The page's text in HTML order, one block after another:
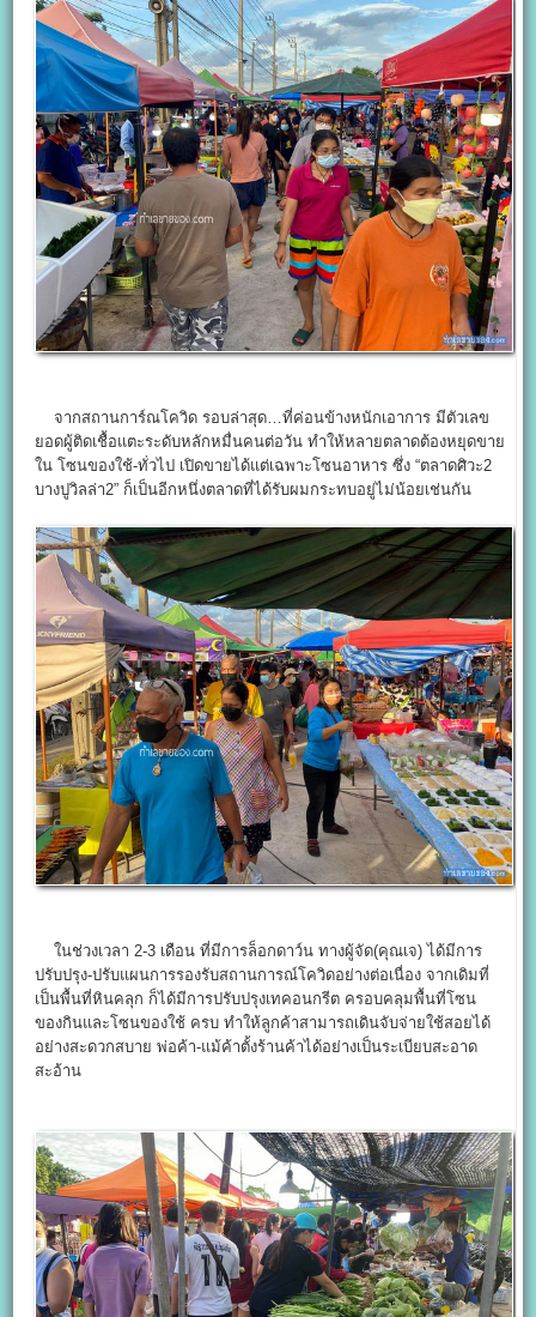
จากสถานการ์ณโควิด รอบล่าสุด…ที่ค่อนข้างหนักเอาการ มีตัวเลข
ยอดผู้ติดเชื้อแตะระดับหลักหมื่นคนต่อวัน ทำให้หลายตลาดต้องหยุดขาย
ใน โซนของใช้-ทั่วไป เปิดขายได้แต่เฉพาะโซนอาหาร ซึ่ง “ตลาดศิวะ2
บางปูวิลล่า2” ก็เป็นอีกหนึ่งตลาดที่ได้รับผมกระทบอยู่ไม่น้อยเช่นกัน
ในช่วงเวลา 2-3 เดือน ที่มีการล็อกดาว์น ทางผู้จัด(คุณเจ) ได้มีการ
ปรับปรุง-ปรับแผนการรองรับสถานการณ์โควิดอย่างต่อเนื่อง จากเดิมที่
เป็นพื้นที่หินคลุก ก็ได้มีการปรับปรุงเทคอนกรีต ครอบคลุมพื้นที่โซน
ของกินและโซนของใช้ ครบ ทำให้ลูกค้าสามารถเดินจับจ่ายใช้สอยได้
อย่างสะดวกสบาย พ่อค้า-แม้ค้าตั้งร้านค้าได้อย่างเป็นระเบียบสะอาด
สะอ้าน